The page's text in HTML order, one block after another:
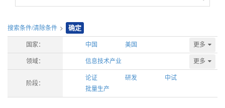
搜索条件/清除条件 > 确定
国家： 中国 美国 更多
领域： 信息技术产业 更多
阶段：
论证 研发
中试
批量生产